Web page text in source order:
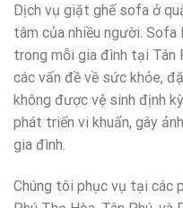
Dịch vụ giặt ghế sofa ở
tâm của nhiều người.
trong mỗi gia đình tại Tân
các vấn đề về sức khỏe,
không được vệ sinh định
phát triển vi khuẩn, gây
gia đình.
Chúng tôi phục vụ tại các